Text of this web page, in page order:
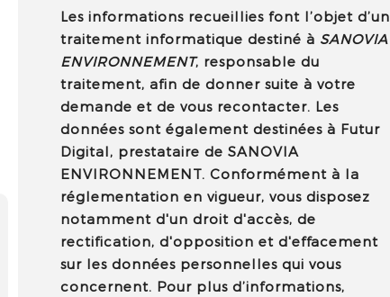
Les informations recueillies font l’objet d’un
traitement informatique destiné à SANOVIA
ENVIRONNEMENT, responsable du
traitement, afin de donner suite à votre
demande et de vous recontacter. Les
données sont également destinées à Futur
Digital, prestataire de SANOVIA
ENVIRONNEMENT. Conformément à la
réglementation en vigueur, vous disposez
notamment d'un droit d'accès, de
rectification, d'opposition et d'effacement
sur les données personnelles qui vous
concernent. Pour plus d’informations,